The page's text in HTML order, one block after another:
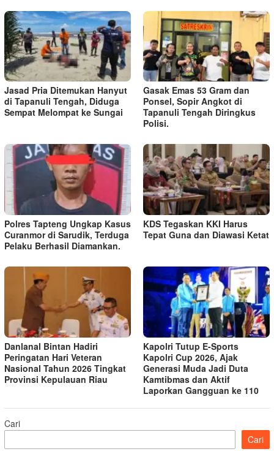
Jasad Pria Ditemukan Hanyut
di Tapanuli Tengah, Diduga
Sempat Melompat ke Sungai
Gasak Emas 53 Gram dan
Ponsel, Sopir Angkot di
Tapanuli Tengah Diringkus
Polisi.
Polres Tapteng Ungkap Kasus
Curanmor di Sarudik, Terduga
Pelaku Berhasil Diamankan.
KDS Tegaskan KKI Harus
Tepat Guna dan Diawasi Ketat
Danlanal Bintan Hadiri
Peringatan Hari Veteran
Nasional Tahun 2026 Tingkat
Provinsi Kepulauan Riau
Kapolri Tutup E-Sports
Kapolri Cup 2026, Ajak
Generasi Muda Jadi Duta
Kamtibmas dan Aktif
Laporkan Gangguan ke 110
Cari
Cari